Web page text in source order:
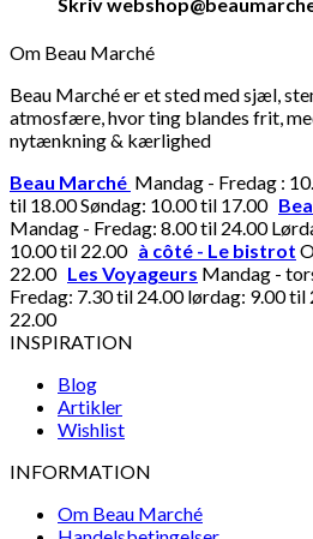
Om Beau Marché
Beau Marché er et sted med sjæl,
atmosfære, hvor ting blandes frit,
nytænkning & kærlighed
Beau Marché Mandag - Fredag :
til 18.00 Søndag: 10.00 til 17.00
Mandag - Fredag: 8.00 til 24.00
10.00 til 22.00 à côté - Le bistrot
22.00 Les Voyageurs Mandag -
Fredag: 7.30 til 24.00 lørdag: 9.00 til
22.00
INSPIRATION
Blog
Artikler
Wishlist
INFORMATION
Om Beau Marché